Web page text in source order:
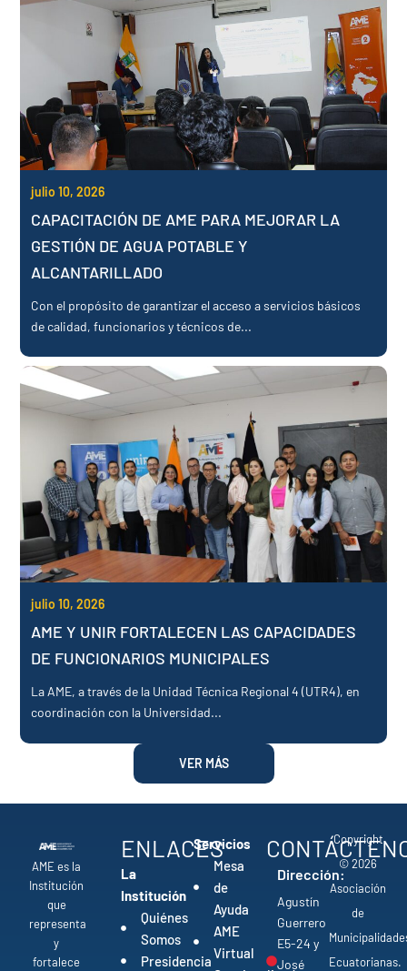
julio 10, 2026
CAPACITACIÓN DE AME PARA MEJORAR LA
GESTIÓN DE AGUA POTABLE Y
ALCANTARILLADO
Con el propósito de garantizar el acceso a servicios básicos
de calidad, funcionarios y técnicos de...
julio 10, 2026
AME Y UNIR FORTALECEN LAS CAPACIDADES
DE FUNCIONARIOS MUNICIPALES
La AME, a través de la Unidad Técnica Regional 4 (UTR4), en
coordinación con la Universidad...
VER MÁS
AME es la
Institución
que
representa
y
fortalece
ENLACES
La
Institución
Quiénes
Somos
Presidencia
Servicios
Mesa
de
Ayuda
AME
Virtual
Dirección:
Agustín
Guerrero
E5-24 y
José
Copyright
© 2026
Asociación
de
Ecuatorianas.